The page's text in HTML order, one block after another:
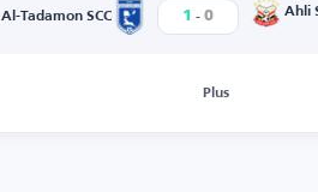
Al-Tadamon SCC 1 - 0 Ahli
Plus